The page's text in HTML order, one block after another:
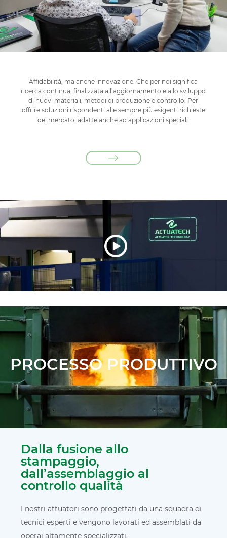
Affidabilità, ma anche innovazione. Che per noi significa
ricerca continua, finalizzata all’aggiornamento e allo sviluppo
di nuovi materiali, metodi di produzione e controllo. Per
offrire soluzioni rispondenti alle sempre più esigenti richieste
del mercato, adatte anche ad applicazioni speciali.
Dalla fusione allo
stampaggio,
dall’assemblaggio al
controllo qualità
I nostri attuatori sono progettati da una squadra di
tecnici esperti e vengono lavorati ed assemblati da
operai altamente specializzati.
PROCESSO PRODUTTIVO